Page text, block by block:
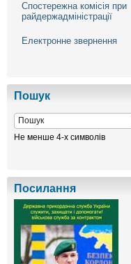
Спостережна комісія при
райдержадміністрації
Електронне звернення
Пошук
Не менше 4-х символів
Посилання